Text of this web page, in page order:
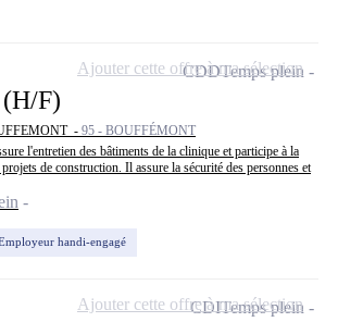
F)
- 95 - BOUFFÉMONT
l'entretien des bâtiments de la clinique et participe à la
de construction. Il assure la sécurité des personnes et
handi-engagé
CDDTemps plein
Ajouter cette offre à ma sélection
CDITemps plein
Ajouter cette offre à ma sélection